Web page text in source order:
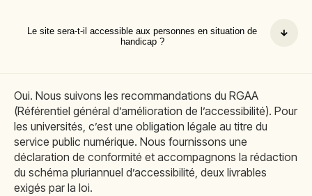
Le site sera-t-il accessible aux personnes en situation de
handicap ?
Oui. Nous suivons les recommandations du RGAA
(Référentiel général d’amélioration de l’accessibilité). Pour
les universités, c’est une obligation légale au titre du
service public numérique. Nous fournissons une
déclaration de conformité et accompagnons la rédaction
du schéma pluriannuel d’accessibilité, deux livrables
exigés par la loi.